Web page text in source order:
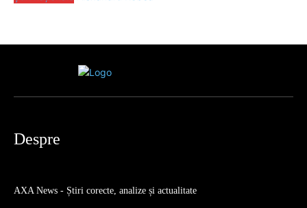
Despre
AXA News - Știri corecte, analize și actualitate